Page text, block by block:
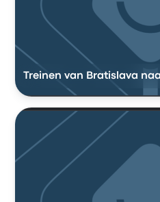
Treinen van Bratislava